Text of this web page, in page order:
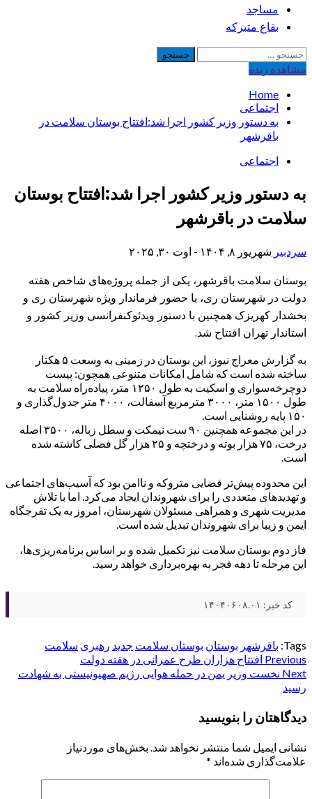
مساجد
بقاع متبرکه
جستجو
برای:
مشاهده‌ زنده
Home
اجتماعی
به دستور وزیر کشور اجرا شد:افتتاح بوستان سلامت در
باقرشهر
اجتماعی
به دستور وزیر کشور اجرا شد:افتتاح بوستان
سلامت در باقرشهر
سردبیر شهریور ۸, ۱۴۰۴ - اوت ۳۰, ۲۰۲۵
بوستان سلامت باقرشهر، یکی از جمله پروژه‌های شاخص هفته
دولت در شهرستان ری، با حضور فرماندار ویژه شهرستان ری و
بخشدار کهریزک همچنین با دستور ویدئوکنفرانسی وزیر کشور و
استاندار تهران افتتاح شد.
به گزارش معراج نیوز، این بوستان در زمینی به وسعت ۵ هکتار
ساخته شده است که شامل امکانات متنوعی همچون: پیست
دوچرخه‌سواری و اسکیت به طول ۱۲۵۰ متر، پیاده‌راه سلامت به
طول ۱۵۰۰ متر، ۳۰۰۰ مترمربع آسفالت، ۴۰۰۰ متر جدول‌گذاری و
۱۵۰ پایه روشنایی است.
در این مجموعه همچنین ۹۰ ست نیمکت و سطل زباله، ۳۵۰۰ اصله
درخت، ۷۵ هزار بوته و درختچه و ۲۵ هزار گل فصلی کاشته شده
است.
این محدوده پیش‌تر فضایی متروکه و ناامن بود که آسیب‌های اجتماعی
و تهدیدهای متعددی را برای شهروندان ایجاد می‌کرد. اما با تلاش
مدیریت شهری و همراهی مسئولان شهرستان، امروز به یک تفرجگاه
ایمن و زیبا برای شهروندان تبدیل شده است.
فاز دوم بوستان سلامت نیز تکمیل شده و بر اساس برنامه‌ریزی‌ها،
این مرحله تا دهه فجر به بهره‌برداری خواهد رسید.
کد خبر: ۱۴۰۴۰۶۰۸.۰۱
Tags: باقرشهر بوستان بوستان سلامت جدید رهبری سلامت
Post
navigation
Previous افتتاح هزاران طرح عمرانی در هفته دولت
Next نخست وزیر یمن در حمله هوایی رژیم صهیونیستی به شهادت
رسید
دیدگاهتان را بنویسید
نشانی ایمیل شما منتشر نخواهد شد. بخش‌های موردنیاز
علامت‌گذاری شده‌اند *